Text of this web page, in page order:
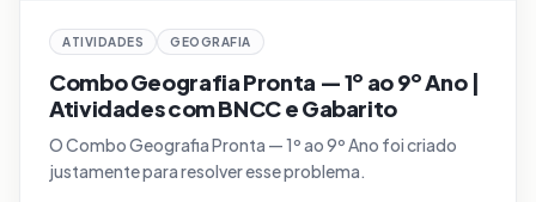
ATIVIDADES GEOGRAFIA
Combo Geografia Pronta — 1º ao 9º Ano |
Atividades com BNCC e Gabarito
O Combo Geografia Pronta — 1º ao 9º Ano foi criado
justamente para resolver esse problema.